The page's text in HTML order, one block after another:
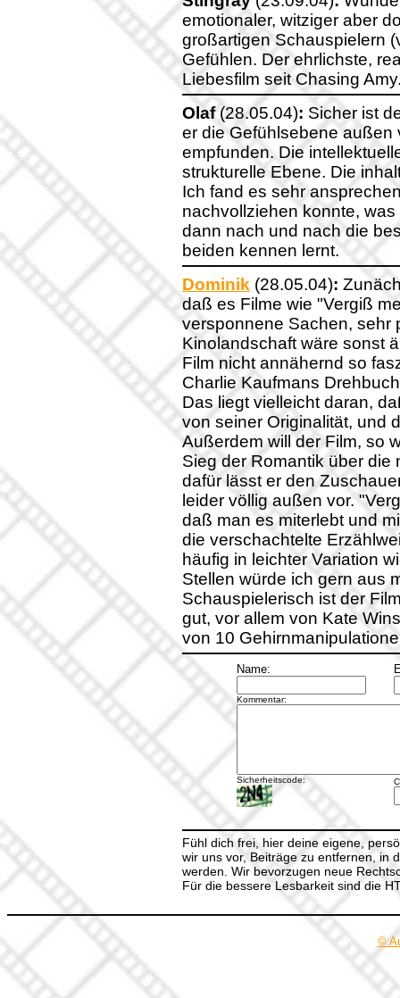
emotionaler, witziger aber
großartigen Schauspielern
Gefühlen. Der ehrlichste,
Liebesfilm seit Chasing
Olaf(28.05.04): Sicher ist
er die Gefühlsebene außen
empfunden. Die
strukturelle Ebene. Die
Ich fand es sehr
nachvollziehen konnte,
dann nach und nach die
beiden kennen lernt.
Dominik (28.05.04):
daß es Filme wie "Vergiß
versponnene Sachen, sehr
Kinolandschaft wäre sonst
Film nicht annähernd so
Charlie Kaufmans
Das liegt vielleicht daran,
von seiner Originalität, und
Außerdem will der Film, so
Sieg der Romantik über die
dafür lässt er den
leider völlig außen vor.
daß man es miterlebt und
die verschachtelte
häufig in leichter Variation
Stellen würde ich gern aus
Schauspielerisch ist der
gut, vor allem von Kate
von 10
Name:
Kommentar:
Sicherheitscode:
Fühl dich frei, hier deine eigene,
wir uns vor, Beiträge zu entfernen, in
werden. Wir bevorzugen neue
Für die bessere Lesbarkeit sind die
©